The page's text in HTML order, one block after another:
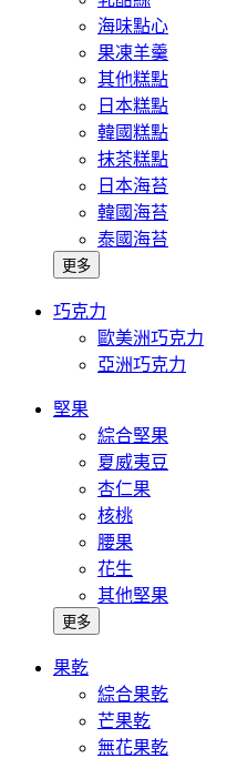
海味點心
果凍羊羹
其他糕點
日本糕點
韓國糕點
抹茶糕點
日本海苔
韓國海苔
泰國海苔
更多
巧克力
歐美洲巧克力
亞洲巧克力
堅果
綜合堅果
夏威夷豆
杏仁果
核桃
腰果
花生
其他堅果
更多
果乾
綜合果乾
芒果乾
無花果乾